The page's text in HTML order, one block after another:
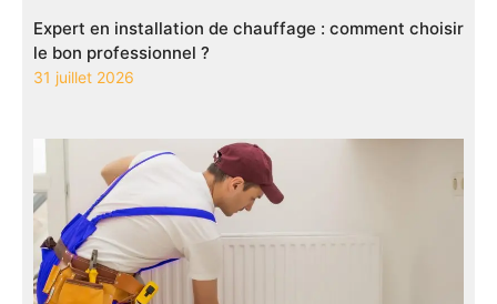
Expert en installation de chauffage : comment choisir
le bon professionnel ?
31 juillet 2026